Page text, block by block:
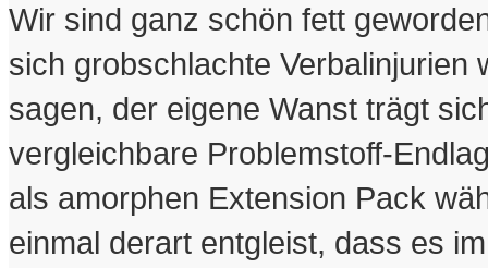
Wir sind ganz schön fett
sich grobschlachte Verbalinjurien
sagen, der eigene Wanst trägt
vergleichbare Problemstoff-
als amorphen Extension Pack
einmal derart entgleist, dass es